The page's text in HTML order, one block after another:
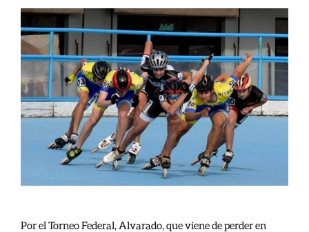
Por el Torneo Federal, Alvarado, que viene de perder en